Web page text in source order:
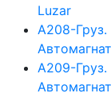
Luzar
А208-Груз.
А209-